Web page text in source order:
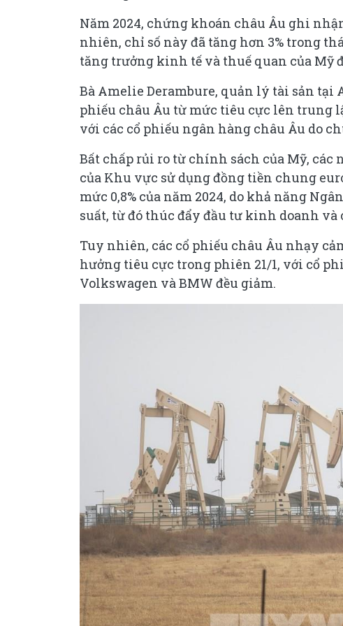
Năm 2024, chứng khoán châu Âu ghi
nhiên, chỉ số này đã tăng hơn 3% trong
tăng trưởng kinh tế và thuế quan của Mỹ
Bà Amelie Derambure, quản lý tài sản tại
phiếu châu Âu từ mức tiêu cực lên trung
với các cổ phiếu ngân hàng châu Âu do
Bất chấp rủi ro từ chính sách của Mỹ,
của Khu vực sử dụng đồng tiền chung
mức 0,8% của năm 2024, do khả năng
suất, từ đó thúc đẩy đầu tư kinh doanh
Tuy nhiên, các cổ phiếu châu Âu nhạy
hưởng tiêu cực trong phiên 21/1, với cổ
Volkswagen và BMW đều giảm.